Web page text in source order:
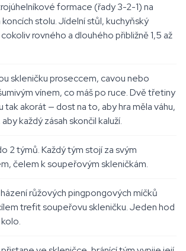
formace (řady 3-2-1) na
stolu. Jídelní stůl, kuchyňský
rovného a dlouhého přibližně 1,5 až
skleničku proseccem, cavou nebo
vínem, co máš po ruce. Dvě třetiny
tak akorát — dost na to, aby hra měla váhu,
každý zásah skončil kaluží.
2 týmů. Každý tým stojí za svým
čelem k soupeřovým skleničkám.
růžových pingpongových míčků
trefit soupeřovu skleničku. Jeden hod